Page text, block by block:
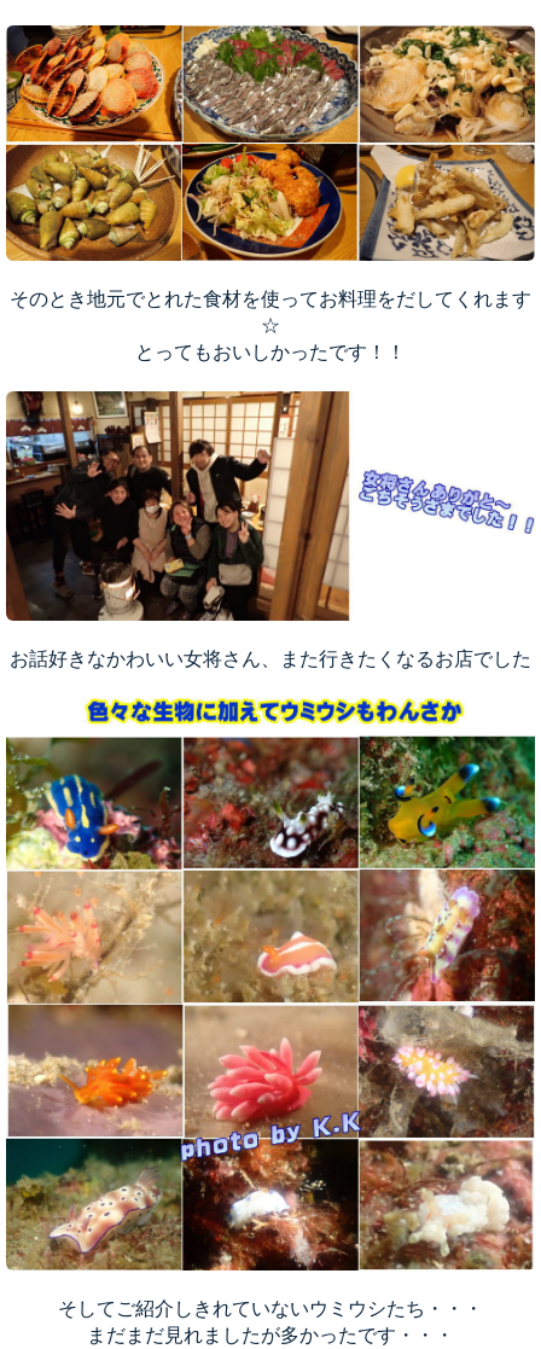
そのとき地元でとれた食材を使ってお料理をだしてくれます
☆
とってもおいしかったです！！
お話好きなかわいい女将さん、また行きたくなるお店でした
そしてご紹介しきれていないウミウシたち・・・
まだまだ見れましたが多かったです・・・